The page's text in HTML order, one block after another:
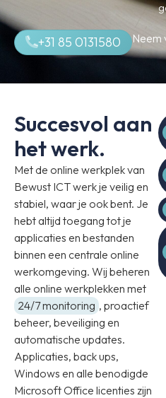
+31 85 0131580 Neem
Succesvol aan
het werk.
Met de online werkplek van
Bewust ICT werk je veilig en
stabiel, waar je ook bent. Je
hebt altijd toegang tot je
applicaties en bestanden
binnen een centrale online
werkomgeving. Wij beheren
alle online werkplekken met
24/7 monitoring , proactief
beheer, beveiliging en
automatische updates.
Applicaties, back ups,
Windows en alle benodigde
Microsoft Office licenties zijn